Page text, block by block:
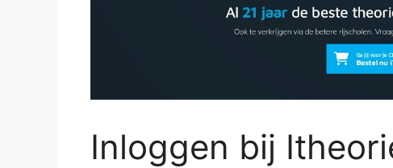
Inloggen bij